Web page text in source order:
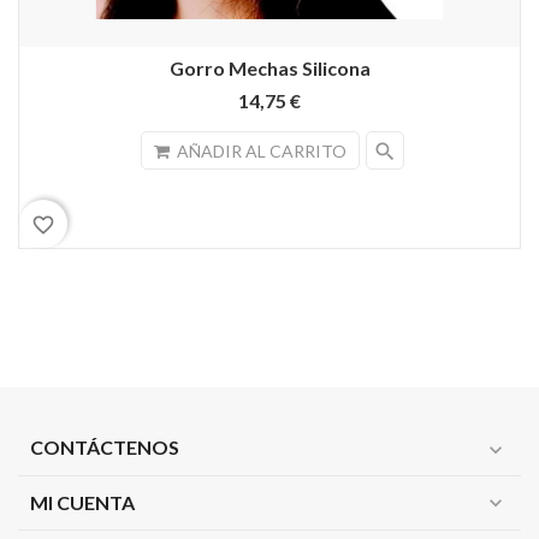
Gorro Mechas Silicona
14,75 €
AÑADIR AL CARRITO search
favorite_border
CONTÁCTENOS expand_more
MI CUENTA expand_more